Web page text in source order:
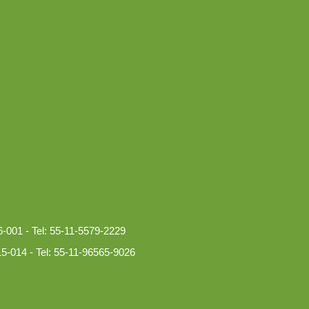
- Tel: 55-11-5579-2229
014 - Tel: 55-11-96565-9026